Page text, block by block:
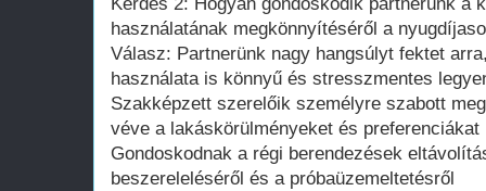
használatának megkönnyítéséről a
Válasz: Partnerünk nagy hangsúlyt fektet
használata is könnyű és stresszmentes
Szakképzett szerelőik személyre szabott
véve a lakáskörülményeket és preferenciákat
Gondoskodnak a régi berendezések
beszereleléséről és a próbaüzemeltetésről